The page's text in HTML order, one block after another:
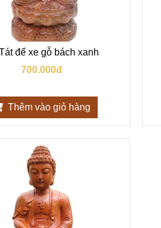
để xe gỗ bách xanh
700.000đ
Thêm vào giỏ hàng